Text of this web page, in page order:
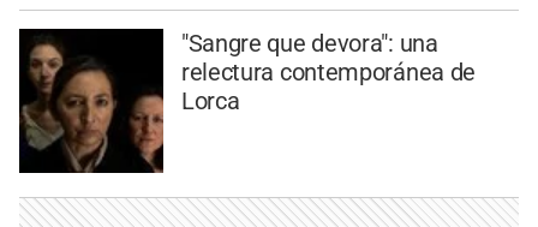
"Sangre que devora": una
relectura contemporánea de
Lorca